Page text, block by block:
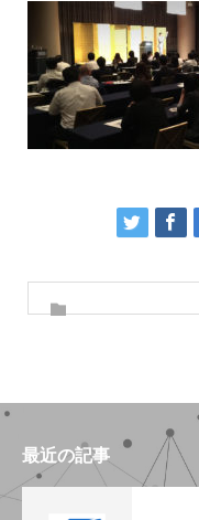
最近の記事